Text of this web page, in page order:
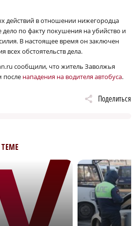
действий в отношении нижегородца
дело по факту покушения на убийство и
В настоящее время он заключен
всех обстоятельств дела.
сообщили, что житель Заволжья
после нападения на водителя автобуса.
Поделиться